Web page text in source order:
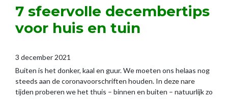
7 sfeervolle decembertips
voor huis en tuin
3 december 2021
Buiten is het donker, kaal en guur. We moeten ons helaas nog
steeds aan de coronavoorschriften houden. In deze nare
tijden proberen we het thuis – binnen en buiten – natuurlijk zo